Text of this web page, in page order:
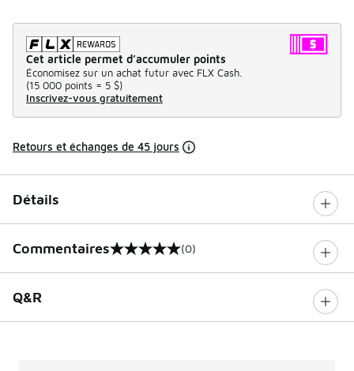
Cet article permet d’accumuler points
Économisez sur un achat futur avec FLX Cash.
(15 000 points = 5 $)
Inscrivez-vous gratuitement
Retours et échanges de 45 jours
Détails
Commentaires
0 sur 5 notes (0)
Q&R